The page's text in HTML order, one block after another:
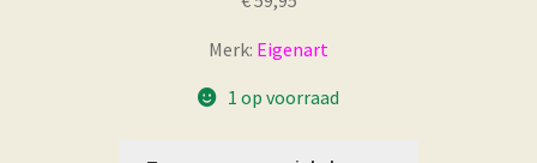
Merk: Eigenart
1 op voorraad